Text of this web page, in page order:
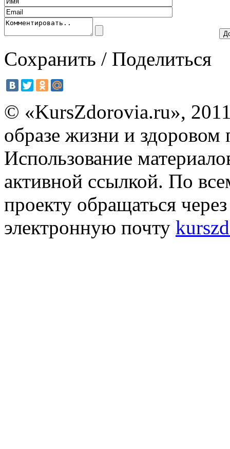
Сохранить / Поделиться
© «KursZdorovia.ru»,
образе жизни и здоровом
Использование
активной ссылкой. По
проекту обращаться
электронную почту